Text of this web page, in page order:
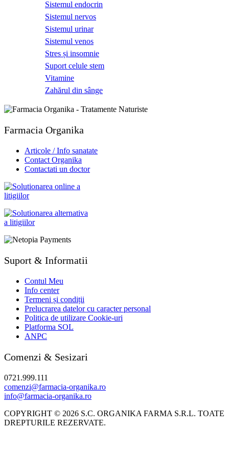
Sistemul endocrin
Sistemul nervos
Sistemul urinar
Sistemul venos
Stres și insomnie
Suport celule stem
Vitamine
Zahărul din sânge
Farmacia Organika
Articole / Info sanatate
Contact Organika
Contactati un doctor
Suport & Informatii
Contul Meu
Info center
Termeni și condiții
Prelucrarea datelor cu caracter personal
Politica de utilizare Cookie-uri
Platforma SOL
ANPC
Comenzi & Sesizari
0721.999.111
comenzi@farmacia-organika.ro
info@farmacia-organika.ro
COPYRIGHT © 2026 S.C. ORGANIKA FARMA S.R.L. TOATE
DREPTURILE REZERVATE.